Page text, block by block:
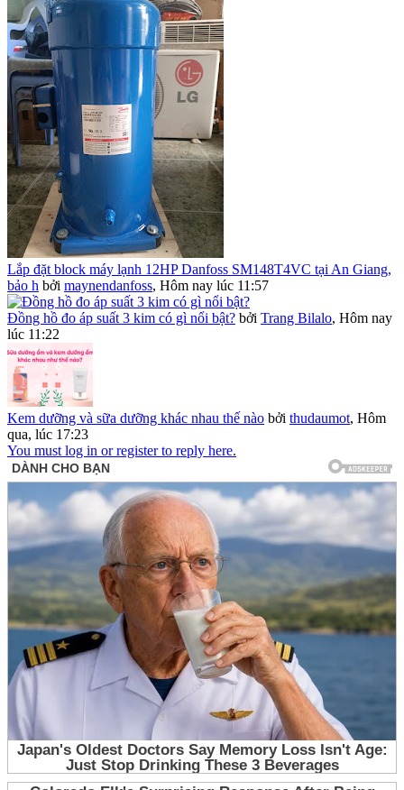
Lắp đặt block máy lạnh 12HP Danfoss SM148T4VC tại An Giang,
bảo h bởi maynendanfoss, Hôm nay lúc 11:57
Đồng hồ đo áp suất 3 kim có gì nổi bật? bởi Trang Bilalo, Hôm nay
lúc 11:22
Kem dưỡng và sữa dưỡng khác nhau thế nào bởi thudaumot, Hôm
qua, lúc 17:23
You must log in or register to reply here.